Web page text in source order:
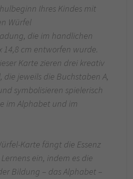
Ihres Kindes mit
Würfel
die im handlichen
14,8 cm entworfen wurde.
Karte zieren drei kreativ
die jeweils die Buchstaben A,
symbolisieren spielerisch
im Alphabet und im
Karte fängt die Essenz
ein, indem es die
Bildung – das Alphabet –